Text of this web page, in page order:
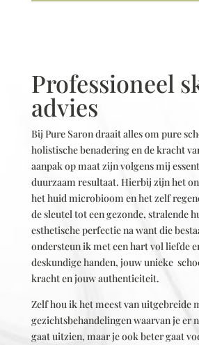
Professioneel
advies
Bij Pure Saron draait alles om pure
holistische benadering en de kracht
aanpak op maat zijn volgens mij
duurzaam resultaat. Hierbij zijn het
het huid microbioom en het zelf
de sleutel tot een gezonde, stralende
esthetische perfectie na want die
ondersteun ik met een hart vol liefde
deskundige handen, jouw unieke
kracht en jouw authenticiteit.
Zelf hou ik het meest van uitgebreide
gezichtsbehandelingen waarvan je er
gaat uitzien, maar je ook beter gaat